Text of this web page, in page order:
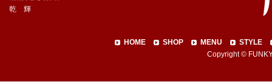
乾 輝
HOME SHOP MENU
STYLE
Copyright ©